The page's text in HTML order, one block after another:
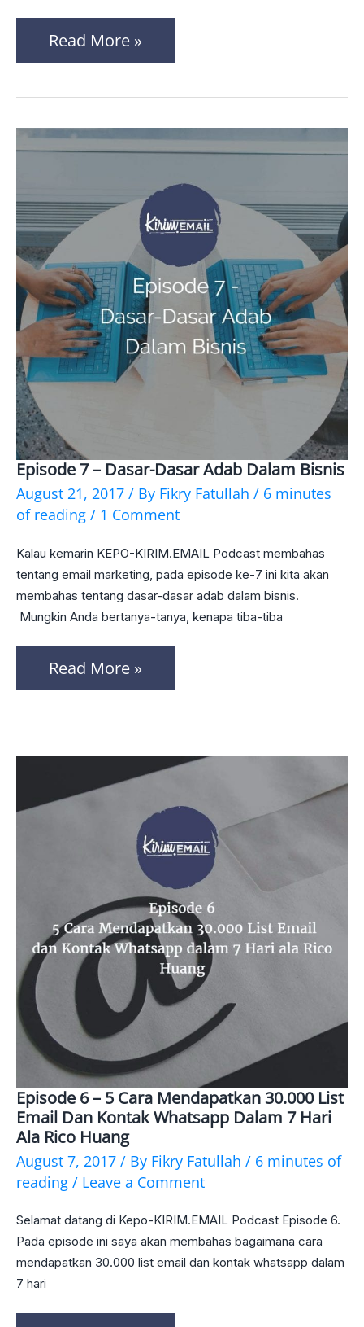
Read More »
Episode 7 – Dasar-Dasar Adab Dalam Bisnis
August 21, 2017 / By Fikry Fatullah / 6 minutes
of reading / 1 Comment
Kalau kemarin KEPO-KIRIM.EMAIL Podcast membahas
tentang email marketing, pada episode ke-7 ini kita akan
membahas tentang dasar-dasar adab dalam bisnis.
Mungkin Anda bertanya-tanya, kenapa tiba-tiba
Episode
7
Dasar-
Dasar
Adab
Dalam
Bisnis
Read More »
Episode 6 – 5 Cara Mendapatkan 30.000 List
Email Dan Kontak Whatsapp Dalam 7 Hari
Ala Rico Huang
August 7, 2017 / By Fikry Fatullah / 6 minutes of
reading / Leave a Comment
Selamat datang di Kepo-KIRIM.EMAIL Podcast Episode 6.
Pada episode ini saya akan membahas bagaimana cara
mendapatkan 30.000 list email dan kontak whatsapp dalam
7 hari
Episode
6
–
5
Cara
Mendapatkan
30.000